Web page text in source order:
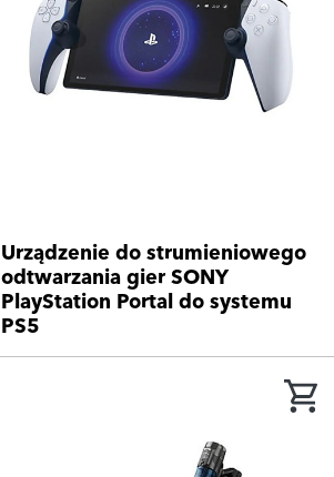
Urządzenie do strumieniowego
odtwarzania gier SONY
PlayStation Portal do systemu
PS5